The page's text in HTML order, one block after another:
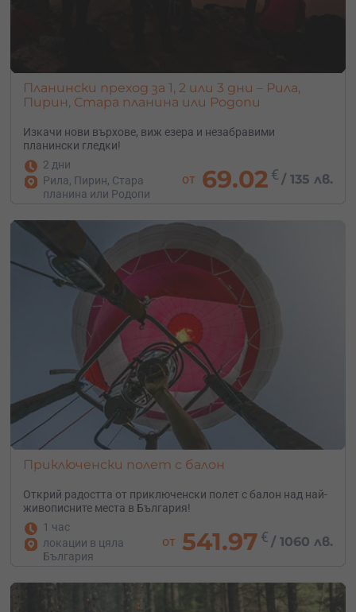
Планински преход за 1, 2 или 3 дни – Рила,
Пирин, Стара планина или Родопи
Изкачи нови върхове, виж езера и незабравими
планински гледки!
2 дни
Рила, Пирин, Стара
планина или Родопи
от 69.02 € /135 лв.
Приключенски полет с балон
Открий радостта от приключенски полет с балон над най-
живописните места в България!
1 час
локации в цяла
България
от 541.97 € /1060 лв.